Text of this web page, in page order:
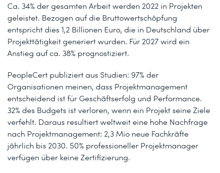
Ca. 34% der gesamten Arbeit werden 2022 in Projekten
geleistet. Bezogen auf die Bruttowertschöpfung
entspricht dies 1,2 Billionen Euro, die in Deutschland über
Projekttätigkeit generiert wurden. Für 2027 wird ein
Anstieg auf ca. 38% prognostiziert.
PeopleCert publiziert aus Studien: 97% der
Organisationen meinen, dass Projektmanagement
entscheidend ist für Geschäftserfolg und Performance.
32% des Budgets ist verloren, wenn ein Projekt seine Ziele
verfehlt. Daraus resultiert weltweit eine hohe Nachfrage
nach Projektmanagement: 2,3 Mio neue Fachkräfte
jährlich bis 2030. 50% professioneller Projektmanager
verfügen über keine Zertifizierung.